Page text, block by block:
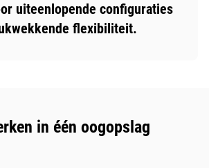
uiteenlopende configuraties
flexibiliteit.
in één oogopslag